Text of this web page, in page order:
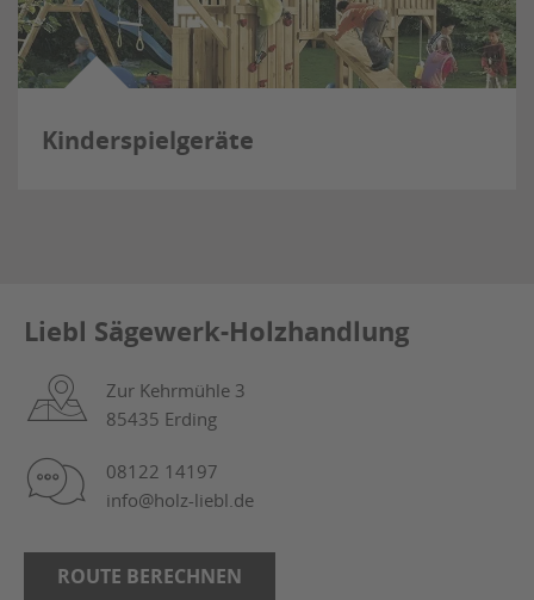
Kinderspielgeräte
Liebl Sägewerk-Holzhandlung
Zur Kehrmühle 3
85435 Erding
08122 14197
info@holz-liebl.de
ROUTE BERECHNEN